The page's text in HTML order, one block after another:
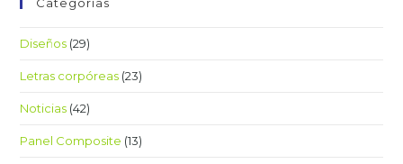
Categorías
Diseños (29)
Letras corpóreas (23)
Noticias (42)
Panel Composite (13)